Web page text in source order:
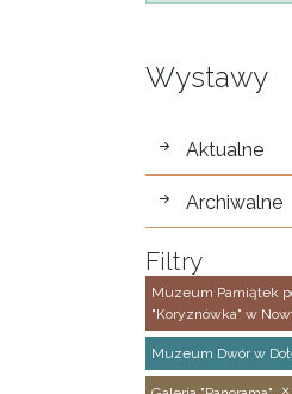
Wystawy
wystawy
Aktualne
Archiwalne
Filtry
Muzeum Pamiątek
"Koryznówka" w
Muzeum Dwór w